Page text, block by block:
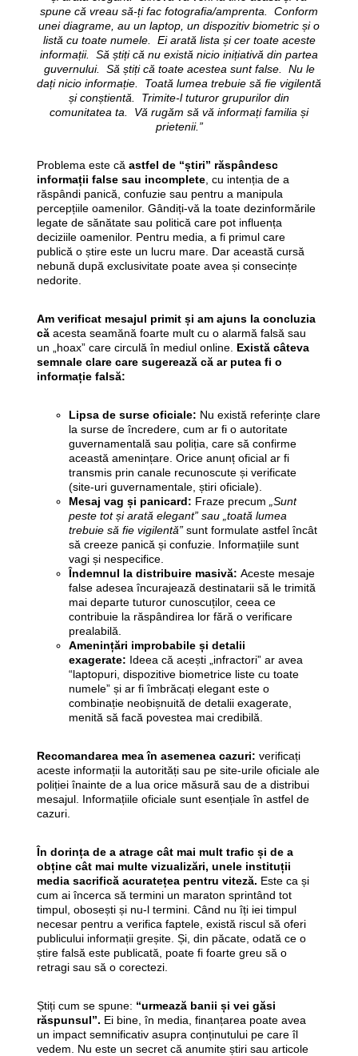
spune că vreau să-ți fac fotografia/amprenta. Conform
unei diagrame, au un laptop, un dispozitiv biometric și o
listă cu toate numele. Ei arată lista și cer toate aceste
informații. Să știți că nu există nicio inițiativă din partea
guvernului. Să știți că toate acestea sunt false. Nu le
dați nicio informație. Toată lumea trebuie să fie vigilentă
și conștientă. Trimite-l tuturor grupurilor din
comunitatea ta. Vă rugăm să vă informați familia și
prietenii.”
Problema este că astfel de “știri” răspândesc
informații false sau incomplete, cu intenția de a
răspândi panică, confuzie sau pentru a manipula
percepțiile oamenilor. Gândiți-vă la toate dezinformările
legate de sănătate sau politică care pot influența
deciziile oamenilor. Pentru media, a fi primul care
publică o știre este un lucru mare. Dar această cursă
nebună după exclusivitate poate avea și consecințe
nedorite.
Am verificat mesajul primit și am ajuns la concluzia
că acesta seamănă foarte mult cu o alarmă falsă sau
un „hoax” care circulă în mediul online. Există câteva
semnale clare care sugerează că ar putea fi o
informație falsă:
Lipsa de surse oficiale: Nu există referințe clare
la surse de încredere, cum ar fi o autoritate
guvernamentală sau poliția, care să confirme
această amenințare. Orice anunț oficial ar fi
transmis prin canale recunoscute și verificate
(site-uri guvernamentale, știri oficiale).
Mesaj vag și panicard: Fraze precum
„Sunt
peste tot și arată elegant” sau „toată lumea
trebuie să fie vigilentă”sunt formulate astfel încât
să creeze panică și confuzie. Informațiile sunt
vagi și nespecifice.
Îndemnul la distribuire masivă: Aceste mesaje
false adesea încurajează destinatarii să le trimită
mai departe tuturor cunoscuților, ceea ce
contribuie la răspândirea lor fără o verificare
prealabilă.
Amenințări improbabile și detalii
exagerate: Ideea că acești „infractori” ar avea
“laptopuri, dispozitive biometrice liste cu toate
numele” și ar fi îmbrăcați elegant este o
combinație neobișnuită de detalii exagerate,
menită să facă povestea mai credibilă.
Recomandarea mea în asemenea cazuri: verificați
aceste informații la autorități sau pe site-urile oficiale ale
poliției înainte de a lua orice măsură sau de a distribui
mesajul. Informațiile oficiale sunt esențiale în astfel de
cazuri.
În dorința de a atrage cât mai mult trafic și de a
obține cât mai multe vizualizări, unele instituții
media sacrifică acuratețea pentru viteză. Este ca și
cum ai încerca să termini un maraton sprintând tot
timpul, obosești și nu-l termini. Când nu îți iei timpul
necesar pentru a verifica faptele, există riscul să oferi
publicului informații greșite. Și, din păcate, odată ce o
știre falsă este publicată, poate fi foarte greu să o
retragi sau să o corectezi.
Știți cum se spune: “urmează banii și vei găsi
răspunsul”. Ei bine, în media, finanțarea poate avea
un impact semnificativ asupra conținutului pe care îl
vedem. Nu este un secret că anumite știri sau articole